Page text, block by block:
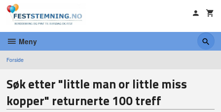
Gå
innholdet
Meny
Forside
Søk etter "little man or little miss
kopper" returnerte 100 treff